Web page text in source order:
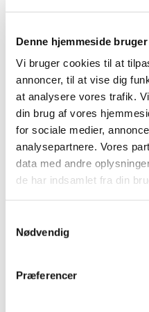
Denne hjemmeside
Vi bruger cookies til at
annoncer, til at vise dig
at analysere vores trafik.
din brug af vores
for sociale medier,
analysepartnere. Vores
data med andre
de har indsamlet fra din
Nødvendig
Præferencer
den fælles kalender.
· Sekretær for
· Evt. sekretæropgaver
projektadministration.
· Ansvarlig for post,
· Diverse administrative
· Nyrenoveret kontor i